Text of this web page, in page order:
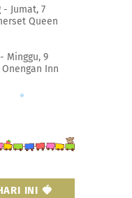
Jumat, 7
Queen
Minggu, 9
Onengan Inn
INI 🍓